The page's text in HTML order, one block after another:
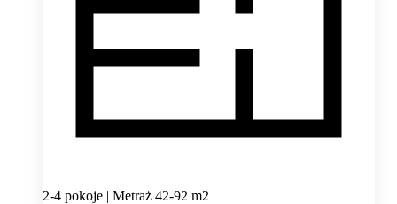
2-4 pokoje | Metraż 42-92 m2